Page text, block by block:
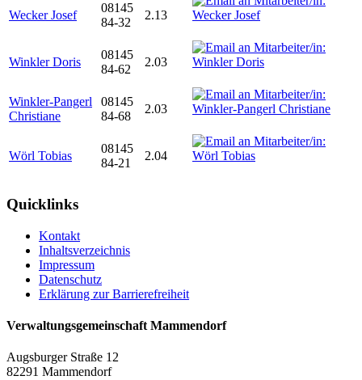
Wecker Josef
08145
84-32
2.13
Winkler Doris
08145
84-62
2.03
Winkler-Pangerl
Christiane
08145
84-68
2.03
Wörl Tobias
08145
84-21
2.04
Quicklinks
Kontakt
Inhaltsverzeichnis
Impressum
Datenschutz
Erklärung zur Barrierefreiheit
Verwaltungsgemeinschaft Mammendorf
Augsburger Straße 12
82291 Mammendorf